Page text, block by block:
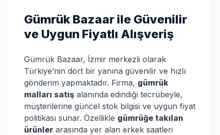
Gümrük Bazaar ile Güvenilir
ve Uygun Fiyatlı Alışveriş
Gümrük Bazaar, İzmir merkezli olarak
Türkiye’nin dört bir yanına güvenilir ve hızlı
gönderim yapmaktadır. Firma, gümrük
malları satış alanında edindiği tecrübeyle,
müşterilerine güncel stok bilgisi ve uygun fiyat
politikası sunar. Özellikle gümrüğe takılan
ürünler arasında yer alan erkek saatleri